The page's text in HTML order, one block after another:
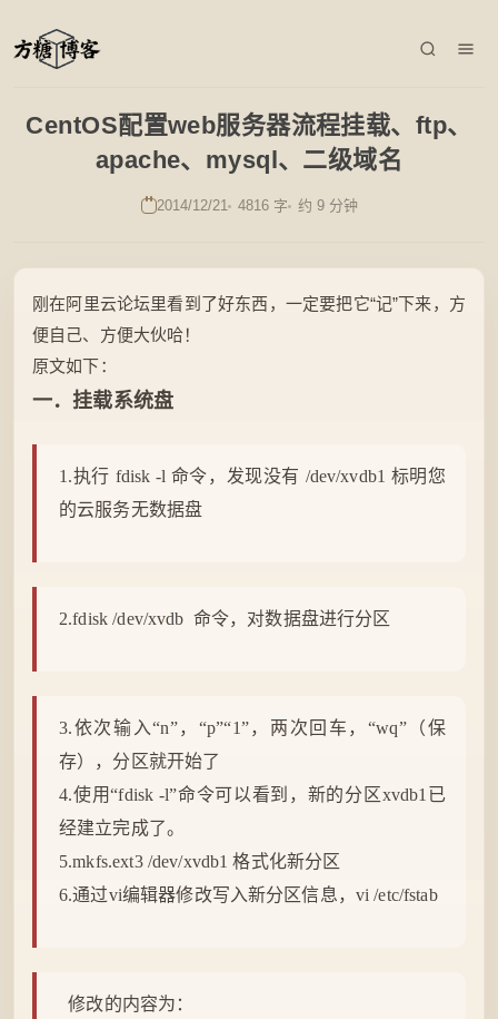
CentOS配置web服务器流程挂载、ftp、
apache、mysql、二级域名
2014/12/21 4816 字 约 9 分钟
刚在阿里云论坛里看到了好东西，一定要把它“记”下来，方
便自己、方便大伙哈！
原文如下：
一．挂载系统盘
1.执行 fdisk -l 命令，发现没有 /dev/xvdb1 标明您
的云服务无数据盘
2.fdisk /dev/xvdb 命令，对数据盘进行分区
3.依次输入“n”，“p”“1”，两次回车，“wq”（保
存），分区就开始了
4.使用“fdisk -l”命令可以看到，新的分区xvdb1已
经建立完成了。
5.mkfs.ext3 /dev/xvdb1 格式化新分区
6.通过vi编辑器修改写入新分区信息，vi /etc/fstab
修改的内容为：